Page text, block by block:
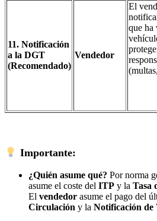
11. Notificación
a la DGT
(Recomendado)
Vendedor
El
que ha
Importante:
¿Quién asume qué? Por norma
asume el coste del ITP y la Tasa
El vendedor asume el pago del
Circulación y la Notificación de